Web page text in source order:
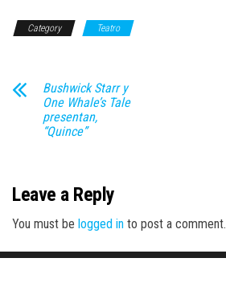
Category Teatro
Bushwick Starr y
One Whale’s Tale
presentan,
“Quince”
Leave a Reply
You must be logged in to post a comment.